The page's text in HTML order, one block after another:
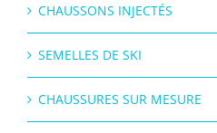
CHAUSSONS INJECTÉS
SEMELLES DE SKI
CHAUSSURES SUR MESURE